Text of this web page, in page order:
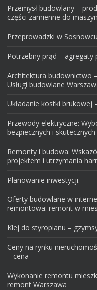
Przemysł budowlany –
części zamienne do
Przeprowadzki w
Potrzebny prąd –
Architektura budownictwo
Usługi budowlane
Układanie kostki brukowej
Przewody elektryczne:
bezpiecznych i
Remonty i budowa:
projektem i utrzymania
Planowanie inwestycji.
Oferty budowlane w
remontowa: remont w
Klej do styropianu –
Ceny na rynku
– cena
Wykonanie remontu
remont Warszawa